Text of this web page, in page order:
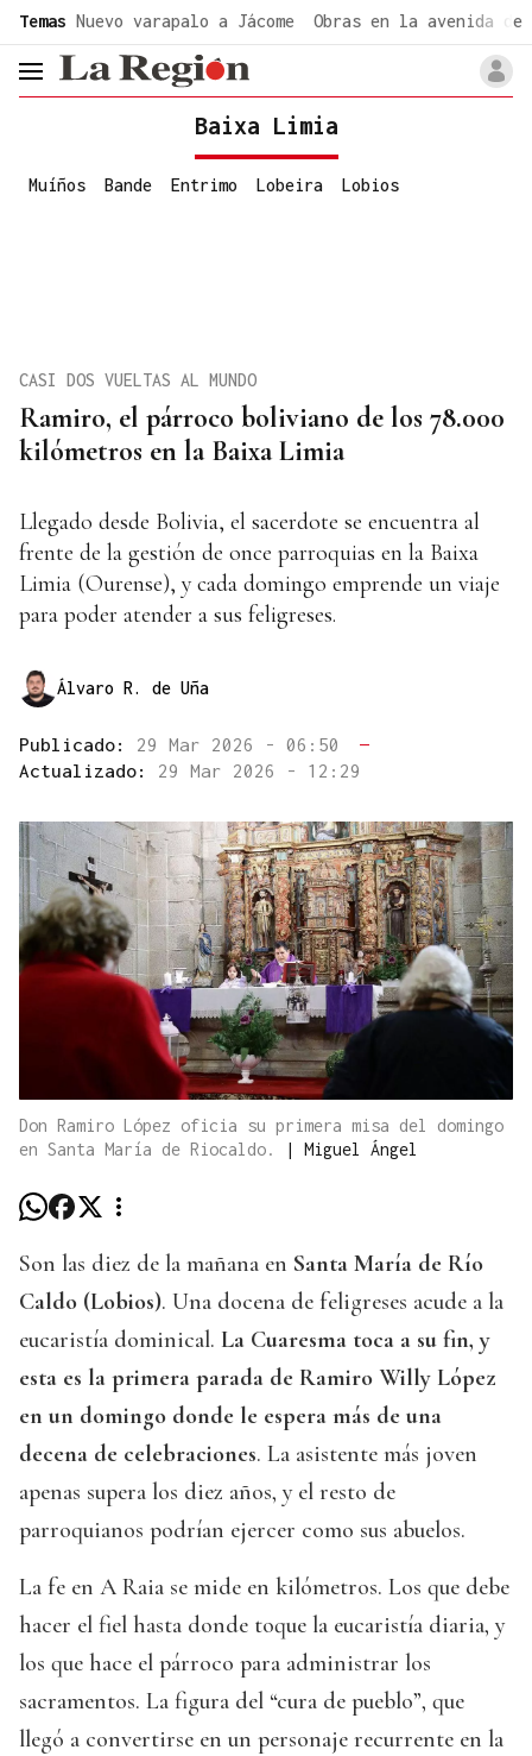
Temas Nuevo varapalo a Jácome Obras en la avenida de
header.menu.open
Baixa Limia
Muíños Bande Entrimo Lobeira Lobios
Ramiro, el párroco boliviano de los 78.000
kilómetros en la Baixa Limia
CASI DOS VUELTAS AL MUNDO
Llegado desde Bolivia, el sacerdote se encuentra al
frente de la gestión de once parroquias en la Baixa
Limia (Ourense), y cada domingo emprende un viaje
para poder atender a sus feligreses.
Álvaro R. de Uña
Publicado: 29 Mar 2026 - 06:50
—
Actualizado: 29 Mar 2026 - 12:29
Don Ramiro López oficia su primera misa del domingo
en Santa María de Riocaldo.
| Miguel Ángel
Son las diez de la mañana en Santa María de Río
Caldo (Lobios). Una docena de feligreses acude a la
eucaristía dominical. La Cuaresma toca a su fin, y
esta es la primera parada de Ramiro Willy López
en un domingo donde le espera más de una
decena de celebraciones. La asistente más joven
apenas supera los diez años, y el resto de
parroquianos podrían ejercer como sus abuelos.
La fe en A Raia se mide en kilómetros. Los que debe
hacer el fiel hasta donde toque la eucaristía diaria, y
los que hace el párroco para administrar los
sacramentos. La figura del “cura de pueblo”, que
llegó a convertirse en un personaje recurrente en la